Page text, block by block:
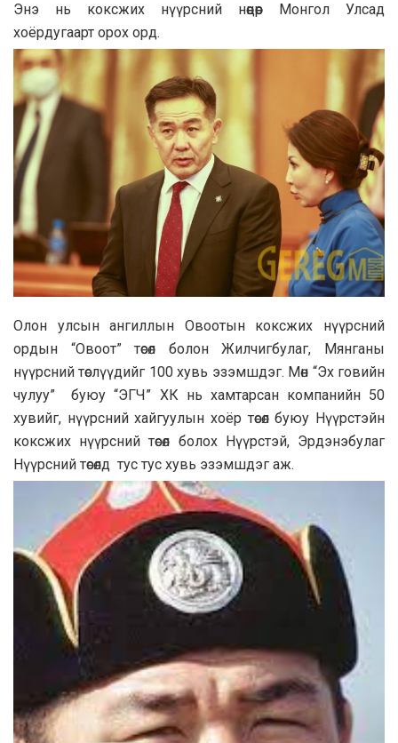
Энэ нь коксжих нүүрсний нөөцөөр Монгол Улсад
хоёрдугаарт орох орд.
Олон улсын ангиллын Овоотын коксжих нүүрсний
ордын “Овоот” төсөл болон Жилчигбулаг, Мянганы
нүүрсний төслүүдийг 100 хувь эзэмшдэг. Мөн “Эх говийн
чулуу” буюу “ЭГЧ” ХК нь хамтарсан компанийн 50
хувийг, нүүрсний хайгуулын хоёр төсөл буюу Нүүрстэйн
коксжих нүүрсний төсөл болох Нүүрстэй, Эрдэнэбулаг
Нүүрсний төсөлд тус тус хувь эзэмшдэг аж.